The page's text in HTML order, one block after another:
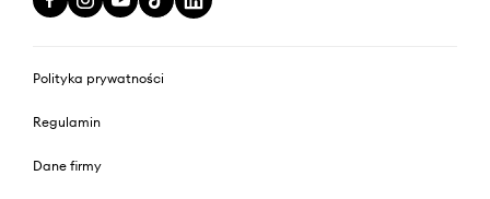
Polityka prywatności
Regulamin
Dane firmy